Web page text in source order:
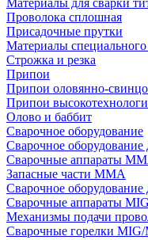
Материалы для сварки
Проволока сплошная
Присадочные прутки
Материалы специального
Строжка и резка
Припои
Припои оловянно-
Припои
Олово и баббит
Сварочное оборудование
Сварочное
Сварочные аппараты
Запасные части MMA
Сварочное
Сварочные аппараты
Механизмы подачи
Сварочные горелки